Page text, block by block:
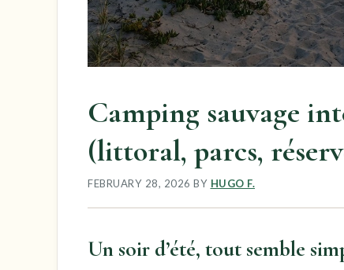
Camping sauvage
(littoral, parcs,
FEBRUARY 28, 2026 BY HUGO F.
Un soir d’été, tout semble